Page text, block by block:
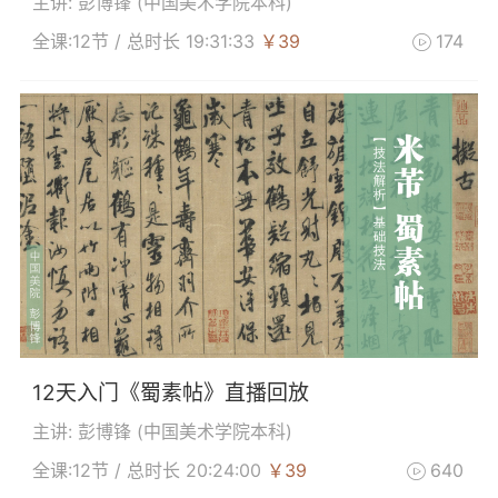
全课:12节 / 总时长 19:31:33 ￥39  174
12天入门《蜀素帖》直播回放
主讲: 彭博锋 (中国美术学院本科)
全课:12节 / 总时长 20:24:00 ￥39  640